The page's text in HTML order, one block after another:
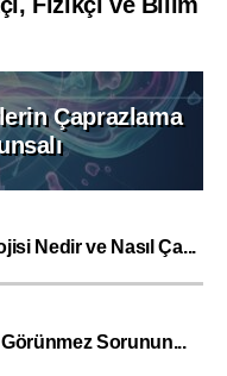
Çaprazlama
Nedir ve Nasıl Ça...
Sorunun...